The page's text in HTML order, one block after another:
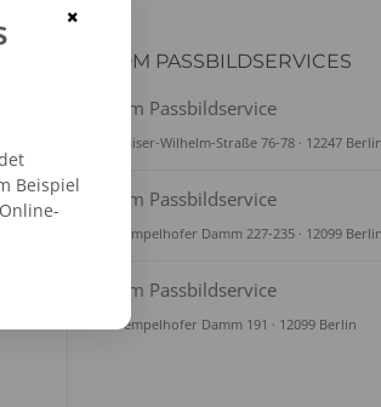
DM PASSBILDSERVICES
dm Passbildservice
Kaiser-Wilhelm-Straße 76-78 · 12247 Berlin
dm Passbildservice
Tempelhofer Damm 227-235 · 12099 Berlin
dm Passbildservice
Tempelhofer Damm 191 · 12099 Berlin
×
Beispiel